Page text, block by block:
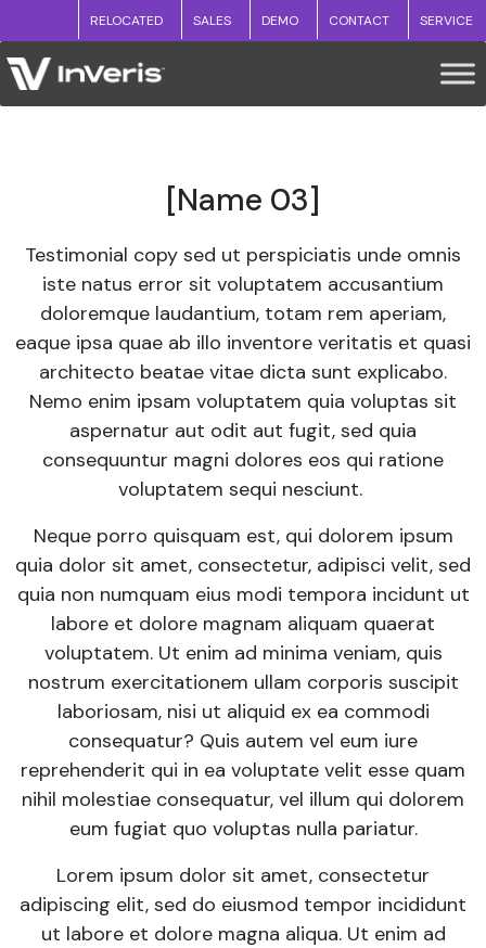
RELOCATED SALES DEMO CONTACT SERVICE
[Name 03]
Testimonial copy sed ut perspiciatis unde omnis
iste natus error sit voluptatem accusantium
doloremque laudantium, totam rem aperiam,
eaque ipsa quae ab illo inventore veritatis et quasi
architecto beatae vitae dicta sunt explicabo.
Nemo enim ipsam voluptatem quia voluptas sit
aspernatur aut odit aut fugit, sed quia
consequuntur magni dolores eos qui ratione
voluptatem sequi nesciunt.
Neque porro quisquam est, qui dolorem ipsum
quia dolor sit amet, consectetur, adipisci velit, sed
quia non numquam eius modi tempora incidunt ut
labore et dolore magnam aliquam quaerat
voluptatem. Ut enim ad minima veniam, quis
nostrum exercitationem ullam corporis suscipit
laboriosam, nisi ut aliquid ex ea commodi
consequatur? Quis autem vel eum iure
reprehenderit qui in ea voluptate velit esse quam
nihil molestiae consequatur, vel illum qui dolorem
eum fugiat quo voluptas nulla pariatur.
Lorem ipsum dolor sit amet, consectetur
adipiscing elit, sed do eiusmod tempor incididunt
ut labore et dolore magna aliqua. Ut enim ad